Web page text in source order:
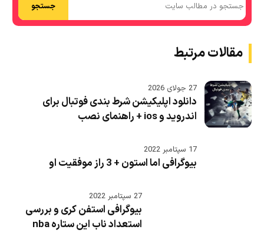
جستجو
مقالات مرتبط
27 جولای 2026
دانلود اپلیکیشن شرط بندی فوتبال برای
اندروید و ios + راهنمای نصب
17 سپتامبر 2022
بیوگرافی اما استون + 3 راز موفقیت او
27 سپتامبر 2022
بیوگرافی استفن کری و بررسی
استعداد ناب این ستاره nba